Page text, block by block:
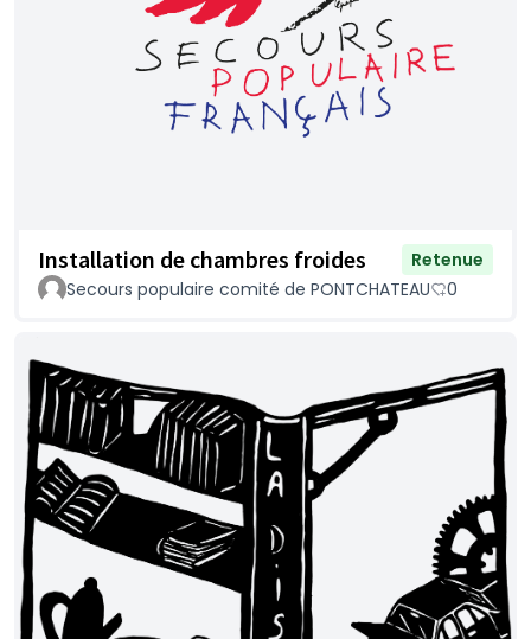
Installation de chambres froides
Retenue
Secours populaire comité de PONTCHATEAU
0